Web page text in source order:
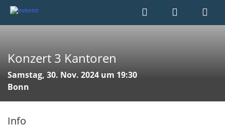
Konzert 3 Kantoren
Samstag, 30. Nov. 2024 um 19:30
Bonn
Info